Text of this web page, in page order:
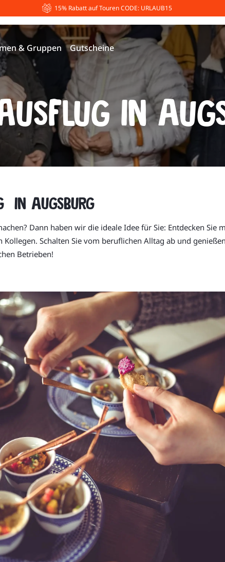
15% Rabatt auf Touren CODE: URLAUB15
& Gruppen Gutscheine
in
in Augsburg
Dann haben wir die ideale Idee für Sie: Entdecken Sie
Schalten Sie vom beruflichen Alltag ab und
Betrieben!